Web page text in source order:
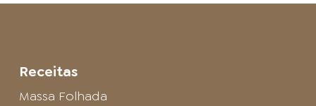
Receitas
Massa Folhada